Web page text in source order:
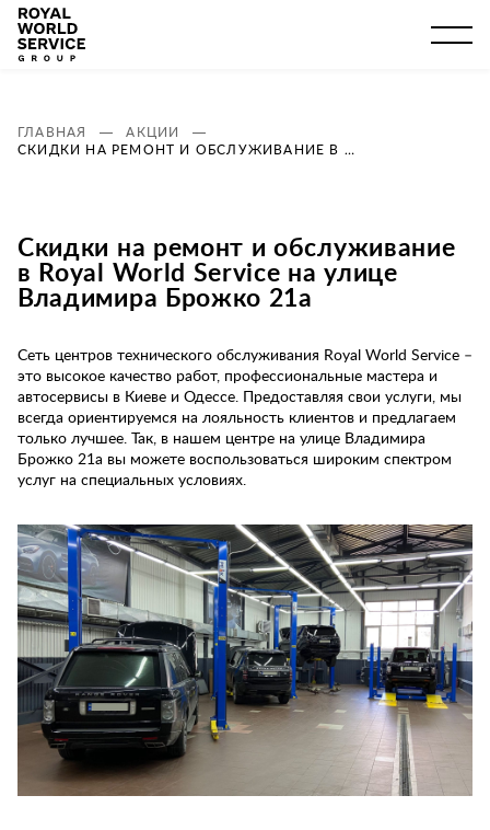
ГЛАВНАЯ
АКЦИИ
СКИДКИ НА РЕМОНТ И ОБСЛУЖИВАНИЕ В ROYAL WORLD SERVICE НА УЛИЦЕ ВЛАДИМИРА БРОЖКО 21А
Скидки на ремонт и обслуживание
в Royal World Service на улице
Владимира Брожко 21а
Сеть центров технического обслуживания Royal World Service –
это высокое качество работ, профессиональные мастера и
автосервисы в Киеве и Одессе. Предоставляя свои услуги, мы
всегда ориентируемся на лояльность клиентов и предлагаем
только лучшее. Так, в нашем центре на улице Владимира
Брожко 21а вы можете воспользоваться широким спектром
услуг на специальных условиях.